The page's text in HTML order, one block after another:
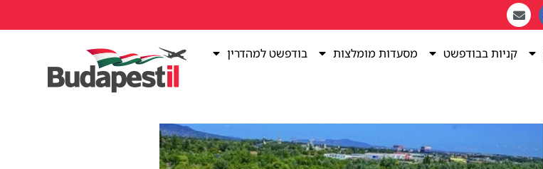
קניות בבודפשט מסעדות מומלצות בודפשט למהדרין